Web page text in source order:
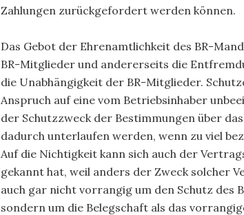
Zahlungen zurückgefordert werden können.
Das Gebot der Ehrenamtlichkeit des BR-
BR-Mitglieder und andererseits die
die Unabhängigkeit der BR-Mitglieder.
Anspruch auf eine vom Betriebsinhaber
der Schutzzweck der Bestimmungen über
dadurch unterlaufen werden, wenn zu viel
Auf die Nichtigkeit kann sich auch der
gekannt hat, weil anders der Zweck solcher
auch gar nicht vorrangig um den Schutz des
sondern um die Belegschaft als das